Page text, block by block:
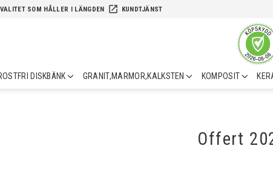
SOM HÅLLER I LÄNGDEN launch KUNDTJÄNST
DISKBÄNK GRANIT,MARMOR,KALKSTEN KOMPOSIT
Offert